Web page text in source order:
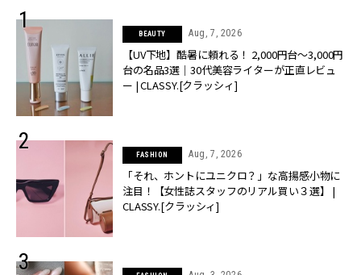
BEAUTY Aug, 7, 2026
【UV下地】酷暑に頼れる！ 2,000円台〜3,000円
台の名品3選｜30代美容ライターが正直レビュ
ー | CLASSY.[クラッシィ]
FASHION Aug, 7, 2026
「それ、ホントにユニクロ？」な高揚感小物に
注目！【女性誌スタッフのリアル買い３選】 |
CLASSY.[クラッシィ]